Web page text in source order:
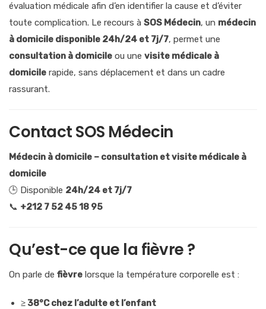
évaluation médicale afin d’en identifier la cause et d’éviter
toute complication. Le recours à SOS Médecin, un médecin
à domicile disponible 24h/24 et 7j/7, permet une
consultation à domicile ou une visite médicale à
domicile rapide, sans déplacement et dans un cadre
rassurant.
Contact SOS Médecin
Médecin à domicile – consultation et visite médicale à
domicile
🕒 Disponible 24h/24 et 7j/7
📞 +212 7 52 45 18 95
Qu’est-ce que la fièvre ?
On parle de fièvre lorsque la température corporelle est :
≥ 38°C chez l’adulte et l’enfant